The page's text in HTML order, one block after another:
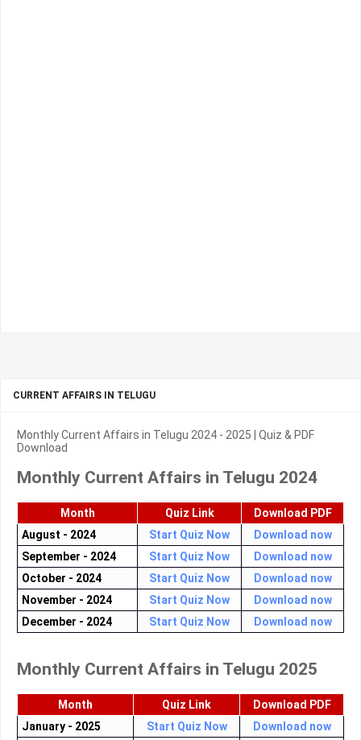
CURRENT AFFAIRS IN TELUGU
Monthly Current Affairs in Telugu 2024 - 2025 | Quiz & PDF
Download
Monthly Current Affairs in Telugu 2024
Month Quiz Link
Download PDF
August - 2024
Start Quiz Now
Download now
September - 2024
Start Quiz Now
Download now
October - 2024
Start Quiz Now
Download now
November - 2024
Start Quiz Now
Download now
December - 2024
Start Quiz Now Download now
Monthly Current Affairs in Telugu 2025
Month Quiz Link
Download PDF
January - 2025
Start Quiz Now
Download now